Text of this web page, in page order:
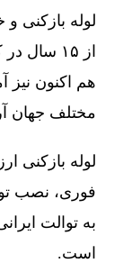
لوله بازکنی
از ۱۵
هم اکنون نیز
مختلف جهان
لوله بازکنی
فوری، نصب
به توالت
است.